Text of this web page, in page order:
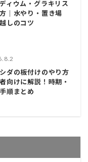
ィウム・グラキリス
｜水やり・置き場
しのコツ
ダの板付けのやり方
向けに解説！時期・
順まとめ